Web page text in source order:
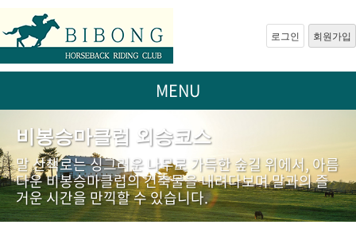
로그인 회원가입
MENU
비봉승마클럽 외승코스
말 산책로는 싱그러운 나무로 가득한 숲길 위에서, 아름
다운 비봉승마클럽의 건축물을 내려다보며 말과의 즐
거운 시간을 만끽할 수 있습니다.